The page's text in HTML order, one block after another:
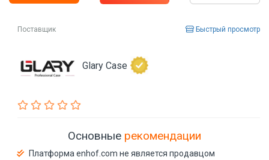
Поставщик Быстрый просмотр
Glary Case
Основные рекомендации
Платформа enhof.com не является продавцом